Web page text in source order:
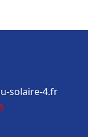
solaire-4.fr